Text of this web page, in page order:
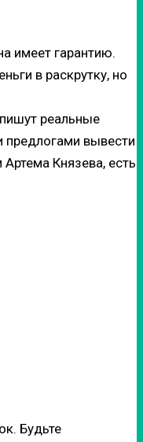
имеет гарантию.
в раскрутку, но
реальные
предлогами вывести
Князева, есть
Будьте